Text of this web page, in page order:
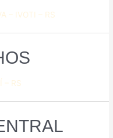
– IVOTI – RS
– RS